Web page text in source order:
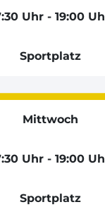
Uhr - 19:00
Sportplatz
Mittwoch
Uhr - 19:00
Sportplatz